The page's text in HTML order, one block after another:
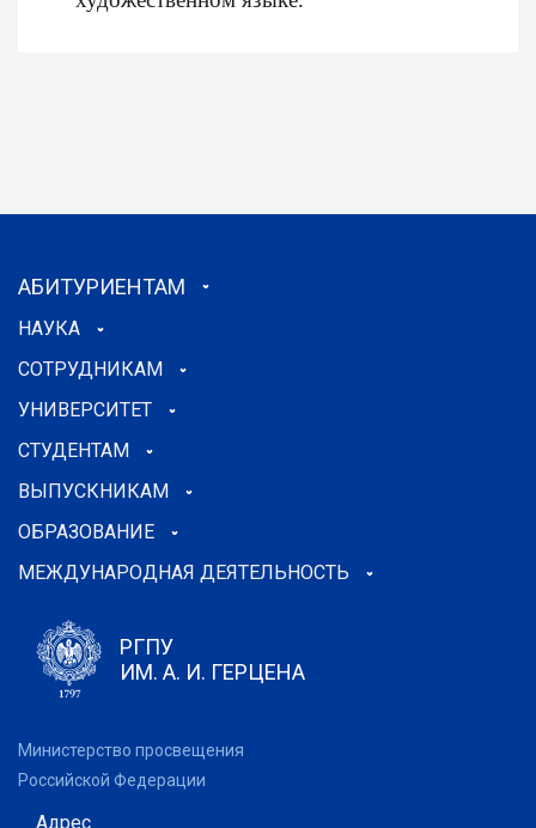
АБИТУРИЕНТАМ
НАУКА
СОТРУДНИКАМ
УНИВЕРСИТЕТ
СТУДЕНТАМ
ВЫПУСКНИКАМ
ОБРАЗОВАНИЕ
МЕЖДУНАРОДНАЯ ДЕЯТЕЛЬНОСТЬ
РГПУ
ИМ. А. И. ГЕРЦЕНА
Министерство просвещения
Российской Федерации
Адрес